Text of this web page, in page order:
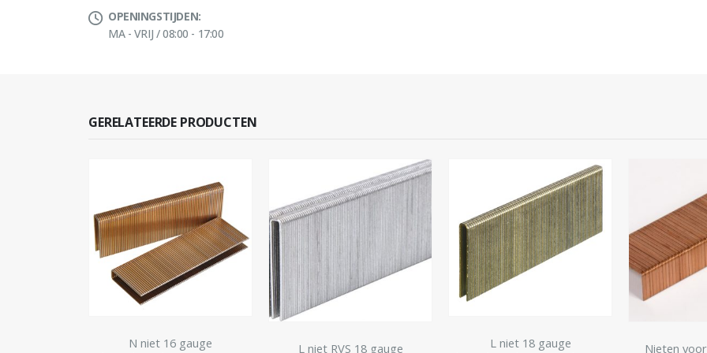
OPENINGSTIJDEN:
MA - VRIJ / 08:00 - 17:00
GERELATEERDE PRODUCTEN
L niet RVS 18 gauge
L niet 18 gauge
Nieten voor Dozensluiter
L niet